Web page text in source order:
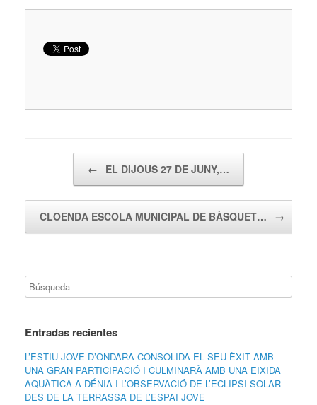
← EL DIJOUS 27 DE JUNY,…
CLOENDA ESCOLA MUNICIPAL DE BÀSQUET… →
Entradas recientes
L’ESTIU JOVE D’ONDARA CONSOLIDA EL SEU ÈXIT AMB
UNA GRAN PARTICIPACIÓ I CULMINARÀ AMB UNA EIXIDA
AQUÀTICA A DÉNIA I L’OBSERVACIÓ DE L’ECLIPSI SOLAR
DES DE LA TERRASSA DE L’ESPAI JOVE